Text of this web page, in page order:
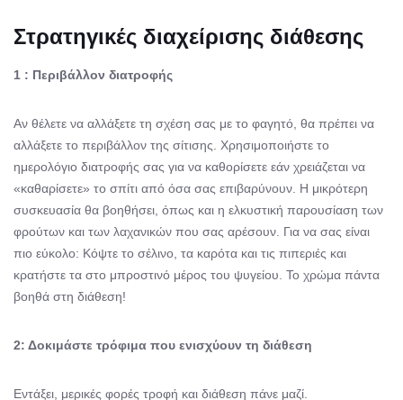
Στρατηγικές διαχείρισης διάθεσης
1 : Περιβάλλον διατροφής
Αν θέλετε να αλλάξετε τη σχέση σας με το φαγητό, θα πρέπει να
αλλάξετε το περιβάλλον της σίτισης. Χρησιμοποιήστε το
ημερολόγιο διατροφής σας για να καθορίσετε εάν χρειάζεται να
«καθαρίσετε» το σπίτι από όσα σας επιβαρύνουν. Η μικρότερη
συσκευασία θα βοηθήσει, όπως και η ελκυστική παρουσίαση των
φρούτων και των λαχανικών που σας αρέσουν. Για να σας είναι
πιο εύκολο: Κόψτε το σέλινο, τα καρότα και τις πιπεριές και
κρατήστε τα στο μπροστινό μέρος του ψυγείου. Το χρώμα πάντα
βοηθά στη διάθεση!
2: Δοκιμάστε τρόφιμα που ενισχύουν τη διάθεση
Εντάξει, μερικές φορές τροφή και διάθεση πάνε μαζί.